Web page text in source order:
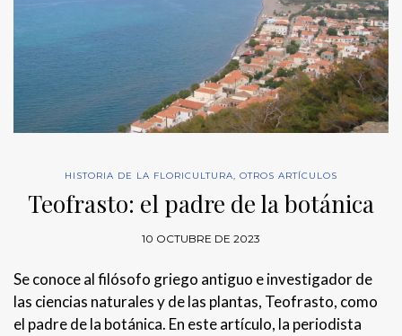
HISTORIA DE LA FLORICULTURA, OTROS ARTÍCULOS
Teofrasto: el padre de la botánica
10 OCTUBRE DE 2023
Se conoce al filósofo griego antiguo e investigador de
las ciencias naturales y de las plantas, Teofrasto, como
el padre de la botánica. En este artículo, la periodista